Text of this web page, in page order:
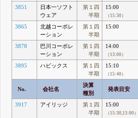
3851
日本一ソフト
ウェア
第１四
半期
15:00
（15:30）
3865
北越コーポレ
ーション
第１四
半期
15:00
3878
巴川コーポレ
ーション
第１四
半期
14:00
（13:00）
3895 ハビックス
第１四
半期
15:10
（15:40）
No. 会社名
決算
種別
発表目安
3917 アイリッジ
第１四
半期
15:00
（15:30,13:00）